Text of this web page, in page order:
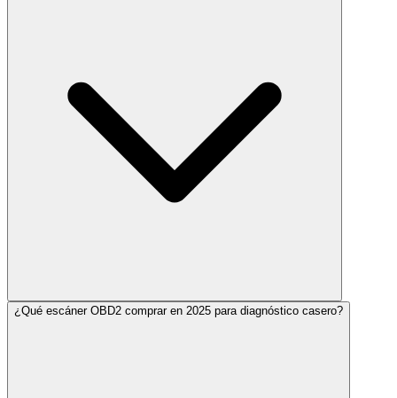
¿Qué escáner OBD2 comprar en 2025 para diagnóstico casero?